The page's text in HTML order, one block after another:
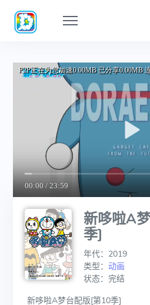
新哆啦A
季]
年代：2019
类型： 动画
状态：完结
新哆啦A梦台配版[第10季]